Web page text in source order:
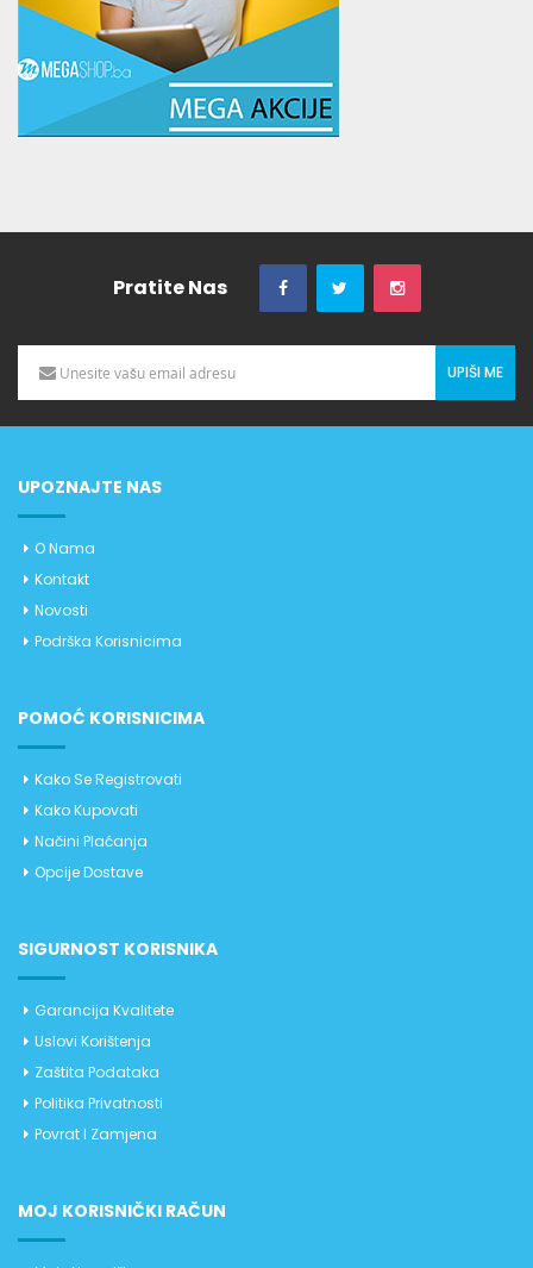
Pratite Nas
UPIŠI ME
UPOZNAJTE NAS
O Nama
Kontakt
Novosti
Podrška Korisnicima
POMOĆ KORISNICIMA
Kako Se Registrovati
Kako Kupovati
Načini Plaćanja
Opcije Dostave
SIGURNOST KORISNIKA
Garancija Kvalitete
Uslovi Korištenja
Zaštita Podataka
Politika Privatnosti
Povrat I Zamjena
MOJ KORISNIČKI RAČUN